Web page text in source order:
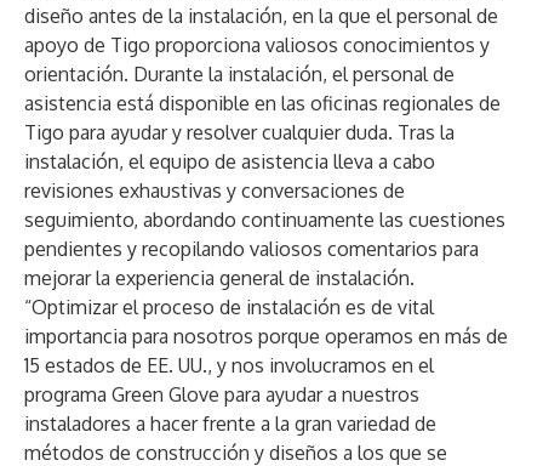
diseño antes de la instalación, en la que el personal de
apoyo de Tigo proporciona valiosos conocimientos y
orientación. Durante la instalación, el personal de
asistencia está disponible en las oficinas regionales de
Tigo para ayudar y resolver cualquier duda. Tras la
instalación, el equipo de asistencia lleva a cabo
revisiones exhaustivas y conversaciones de
seguimiento, abordando continuamente las cuestiones
pendientes y recopilando valiosos comentarios para
mejorar la experiencia general de instalación.
“Optimizar el proceso de instalación es de vital
importancia para nosotros porque operamos en más de
15 estados de EE. UU., y nos involucramos en el
programa Green Glove para ayudar a nuestros
instaladores a hacer frente a la gran variedad de
métodos de construcción y diseños a los que se